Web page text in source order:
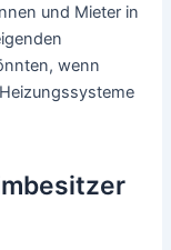
und Mieter in
wenn